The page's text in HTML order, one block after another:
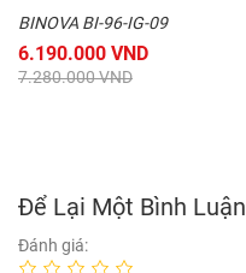
BINOVA BI-96-IG-09
6.190.000 VND
7.280.000 VND
Để Lại Một Bình Luận
Đánh giá: